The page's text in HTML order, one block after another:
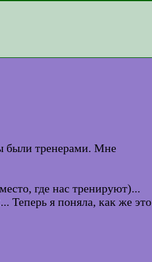
были тренерами. Мне
где нас тренируют)...
Теперь я поняла, как же это